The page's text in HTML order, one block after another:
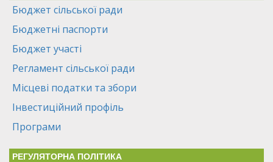
Бюджет сільської ради
Бюджетні паспорти
Бюджет участі
Регламент сільської ради
Місцеві податки та збори
Інвестиційний профіль
Програми
РЕГУЛЯТОРНА ПОЛІТИКА